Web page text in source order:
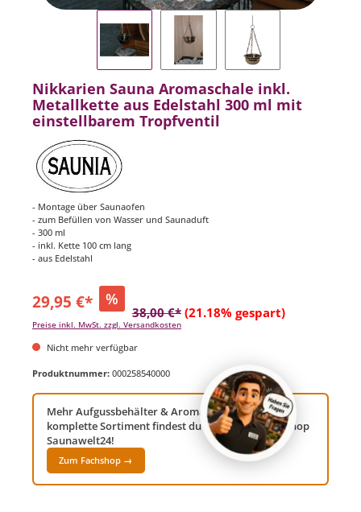
Nikkarien Sauna Aromaschale inkl.
Metallkette aus Edelstahl 300 ml mit
einstellbarem Tropfventil
- Montage über Saunaofen
- zum Befüllen von Wasser und Saunaduft
- 300 ml
- inkl. Kette 100 cm lang
- aus Edelstahl
29,95 €* %
38,00 €* (21.18% gespart)
Preise inkl. MwSt. zzgl. Versandkosten
Nicht mehr verfügbar
Produktnummer: 000258540000
Mehr Aufgussbehälter & Aromaschalen? Das
komplette Sortiment findest du in unserem Fachshop
Saunawelt24!
Zum Fachshop →